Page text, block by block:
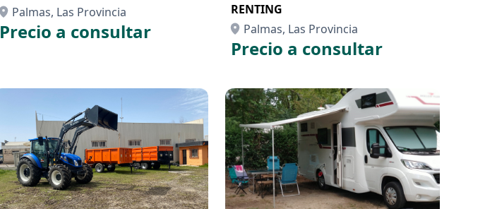
Palmas, Las Provincia
Precio a consultar
RENTING
Palmas, Las Provincia
Precio a consultar